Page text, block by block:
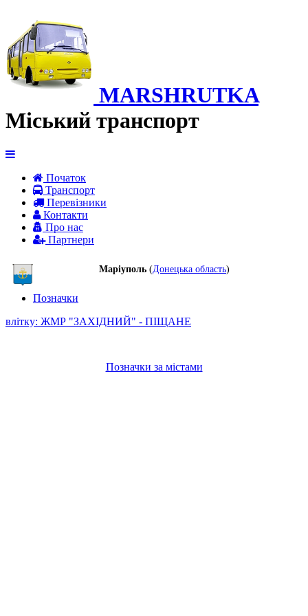
MARSHRUTKA
Міський транспорт
Початок
Транспорт
Перевiзники
Контакти
Про нас
Партнери
Маріуполь (Донецька область)
Позначки
влітку: ЖМР "ЗАХІДНИЙ" - ПІЩАНЕ
Позначки за містами